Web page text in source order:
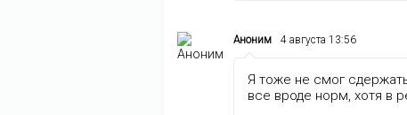
Аноним 4 августа 13:56
Я тоже не смог
все вроде норм, хотя в